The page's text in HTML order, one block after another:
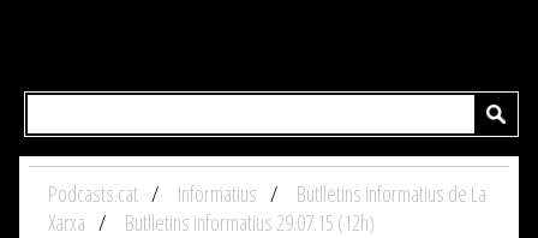
Podcasts.cat Informatius
Butlletins informatius de La
Xarxa
Butlletins informatius 29.07.15 (12h)